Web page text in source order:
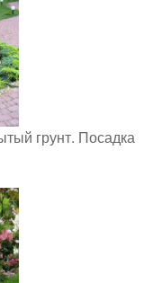
грунт. Посадка